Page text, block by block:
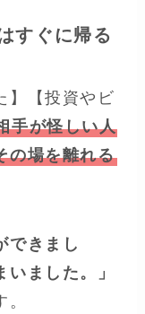
すぐに帰る
】【投資やビ
手が怪しい人
の場を離れる
できまし
ました。」